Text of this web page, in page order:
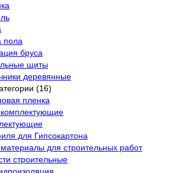
пола
бруса
щиты
деревянные
(16)
пленка
для Гипсокартона
для строительных работ
строительные